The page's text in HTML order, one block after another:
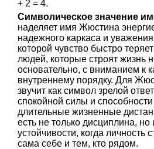
+ 2 = 4.
Символическое значение
наделяет имя Жюстина
надежного каркаса и
которой чувство быстро
людей, которые строят жизнь
основательно, с вниманием к
внутреннему порядку. Для
звучит как символ зрелой
спокойной силы и
длительные жизненные
есть не только дисциплина, но
устойчивости, когда личность
сама себе и тем, кто рядом.